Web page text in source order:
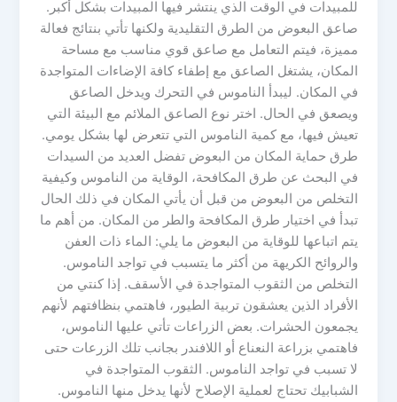
للمبيدات في الوقت الذي ينتشر فيها المبيدات بشكل أكبر.
صاعق البعوض من الطرق التقليدية ولكنها تأتي بنتائج فعالة
مميزة، فيتم التعامل مع صاعق قوي مناسب مع مساحة
المكان، يشتغل الصاعق مع إطفاء كافة الإضاءات المتواجدة
في المكان. ليبدأ الناموس في التحرك ويدخل الصاعق
ويصعق في الحال. اختر نوع الصاعق الملائم مع البيئة التي
تعيش فيها، مع كمية الناموس التي تتعرض لها بشكل يومي.
طرق حماية المكان من البعوض تفضل العديد من السيدات
في البحث عن طرق المكافحة، الوقاية من الناموس وكيفية
التخلص من البعوض من قبل أن يأتي المكان في ذلك الحال
تبدأ في اختيار طرق المكافحة والطر من المكان. من أهم ما
يتم اتباعها للوقاية من البعوض ما يلي: الماء ذات العفن
والروائح الكريهة من أكثر ما يتسبب في تواجد الناموس.
التخلص من الثقوب المتواجدة في الأسقف. إذا كنتي من
الأفراد الذين يعشقون تربية الطيور، فاهتمي بنظافتهم لأنهم
يجمعون الحشرات. بعض الزراعات تأتي عليها الناموس،
فاهتمي بزراعة النعناع أو اللافندر بجانب تلك الزرعات حتى
لا تسبب في تواجد الناموس. الثقوب المتواجدة في
الشبابيك تحتاج لعملية الإصلاح لأنها يدخل منها الناموس.